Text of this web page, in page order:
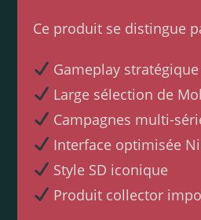
Ce produit se distingue
Gameplay
Large sélection de
Campagnes multi-
Interface optimisée
Style SD iconique
Produit collector